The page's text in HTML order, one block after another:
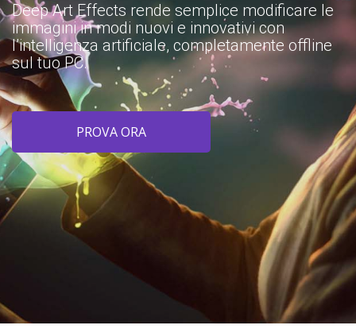
Deep Art Effects rende semplice modificare le
immagini in modi nuovi e innovativi con
l’intelligenza artificiale, completamente offline
sul tuo PC.
PROVA ORA